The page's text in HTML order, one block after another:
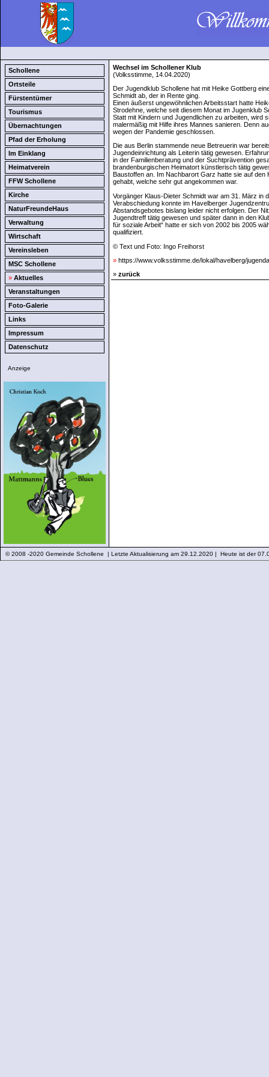
Schollene
Ortsteile
Fürstentümer
Tourismus
Übernachtungen
Pfad der Erholung
Im Einklang
Heimatverein
FFW Schollene
Kirche
NaturFreundeHaus
Verwaltung
Wirtschaft
Vereinsleben
MSC Schollene
» Aktuelles
Veranstaltungen
Foto-Galerie
Links
Impressum
Datenschutz
Anzeige
Wechsel im Schollener Klub
(Volksstimme, 14.04.2020)
Der Jugendklub Schollene hat mit Heike Gottberg
Schmidt ab, der in Rente ging.
Einen äußerst ungewöhnlichen Arbeitsstart hatte
Strodehne, welche seit diesem Monat im Jugenklub
Statt mit Kindern und Jugendlichen zu arbeiten, wird
malermäßig mit Hilfe ihres Mannes sanieren. Denn
wegen der Pandemie geschlossen.
Die aus Berlin stammende neue Betreuerin war
Jugendeinrichtung als Leiterin tätig gewesen.
in der Familienberatung und der Suchtprävention
brandenburgischen Heimatort künstlerisch tätig
Baustoffen an. Im Nachbarort Garz hatte sie auf den
gehabt, welche sehr gut angekommen war.
Vorgänger Klaus-Dieter Schmidt war am 31. März in
Verabschiedung konnte im Havelberger
Abstandsgebotes bislang leider nicht erfolgen. Der
Jugendtreff tätig gewesen und später dann in den
für soziale Arbeit“ hatte er sich von 2002 bis 2005
qualifiziert.
© Text und Foto: Ingo Freihorst
» https://www.volksstimme.de/lokal/havelberg/
» zurück
© 2008 -2020 Gemeinde Schollene | Letzte Aktualisierung am 29.12.2020 | Heute ist der